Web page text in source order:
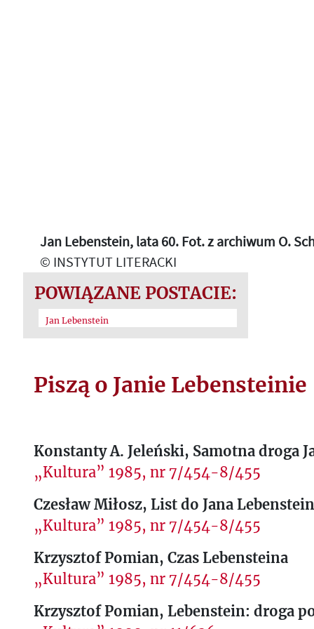
Jan Lebenstein, lata 60. Fot. z archiwum O.
© INSTYTUT LITERACKI
POWIĄZANE POSTACIE:
Jan Lebenstein
Piszą o Janie Lebensteinie
Konstanty A. Jeleński, Samotna droga
„Kultura” 1985, nr 7/454-8/455
Czesław Miłosz, List do Jana
„Kultura” 1985, nr 7/454-8/455
Krzysztof Pomian, Czas Lebensteina
„Kultura” 1985, nr 7/454-8/455
Krzysztof Pomian, Lebenstein: droga